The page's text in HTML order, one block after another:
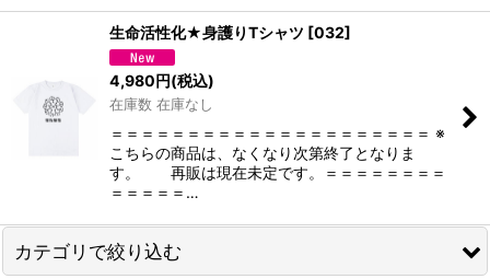
生命活性化★身護りTシャツ [032]
4,980円(税込)
在庫数 在庫なし
＝＝＝＝＝＝＝＝＝＝＝＝＝＝＝＝＝＝＝＝＝ ※
こちらの商品は、なくなり次第終了となりま
す。 再販は現在未定です。＝＝＝＝＝＝＝＝
＝＝＝＝＝…
カテゴリで絞り込む